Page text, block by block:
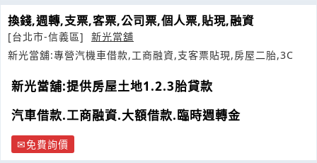
換錢,週轉,支票,客票,公司票,個人票,貼現,融資
[台北市-信義區]
新光當舖
新光當舖:專營汽機車借款,工商融資,支客票貼現,房屋二胎,3C
新光當舖:提供房屋土地1.2.3胎貸款
汽車借款.工商融資.大額借款.臨時週轉金
免費詢價